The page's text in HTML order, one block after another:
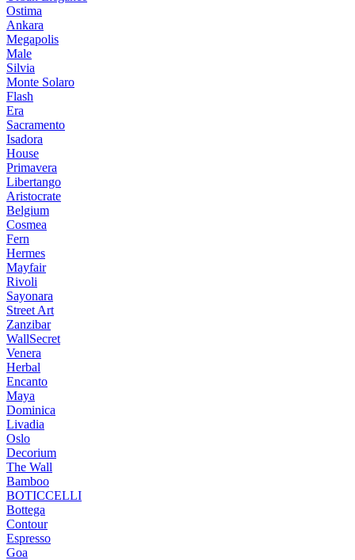
Ostima
Ankara
Megapolis
Male
Silvia
Monte Solaro
Flash
Era
Sacramento
Isadora
House
Primavera
Libertango
Aristocrate
Belgium
Cosmea
Fern
Hermes
Mayfair
Rivoli
Sayonara
Street Art
Zanzibar
WallSecret
Venera
Herbal
Encanto
Maya
Dominica
Livadia
Oslo
Decorium
The Wall
Bamboo
BOTICCELLI
Bottega
Contour
Espresso
Goa